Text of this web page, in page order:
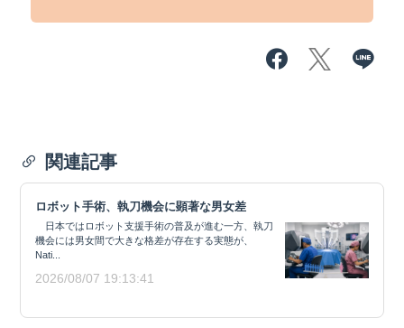
関連記事
ロボット手術、執刀機会に顕著な男女差
日本ではロボット支援手術の普及が進む一方、執刀
機会には男女間で大きな格差が存在する実態が、
Nati...
2026/08/07 19:13:41